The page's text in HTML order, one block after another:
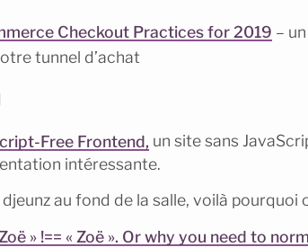
Checkout Practices for 2019 –
tunnel d’achat
Free Frontend, un site sans
intéressante.
au fond de la salle, voilà pourquoi
» !== « Zoë ». Or why you need to